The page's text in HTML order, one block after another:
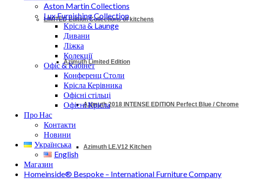
LIMITED Edition Collections of kitchens
Azimuth Limited Edition
Azimuth 2018 INTENSE EDITION Perfect Blue / Chrome
Azimuth LE.V12 Kitchen
Aston Martin Collections
Lux Furnishing Collection
Крісла & Launge
Дивани
Ліжка
Колекції
Офіс & Кабінет
Конференц Столи
Крісла Керівника
Офісні стільці
Офісні Крісла
Про Нас
Контакти
Новини
Українська
English
Магазин
Homeinside® Bespoke – International Furniture Company